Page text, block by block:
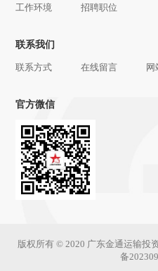
工作环境 招聘职位
联系我们
联系方式 在线留言 网
官方微信
版权所有 © 2020 广东金通运输
备